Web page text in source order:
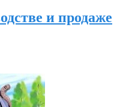
и продаже